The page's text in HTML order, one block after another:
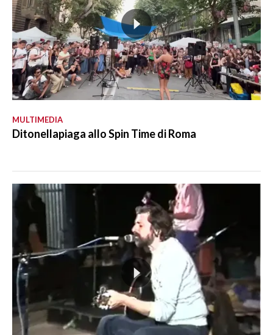
MULTIMEDIA
Ditonellapiaga allo Spin Time di Roma